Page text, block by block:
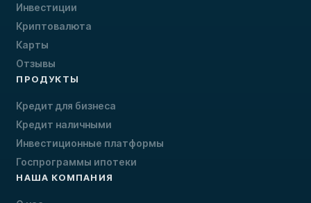
Инвестиции
Криптовалюта
Карты
Отзывы
ПРОДУКТЫ
Кредит для бизнеса
Кредит наличными
Инвестиционные платформы
Госпрограммы ипотеки
НАША КОМПАНИЯ